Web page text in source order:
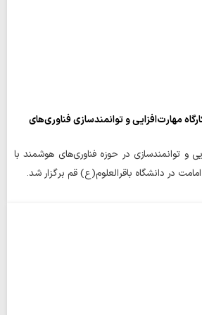
مهارت‌افزایی و توانمندسازی فناوری‌های
و توانمندسازی در حوزه فناوری‌های هوشمند با
در دانشگاه باقرالعلوم(ع) قم برگزار شد.